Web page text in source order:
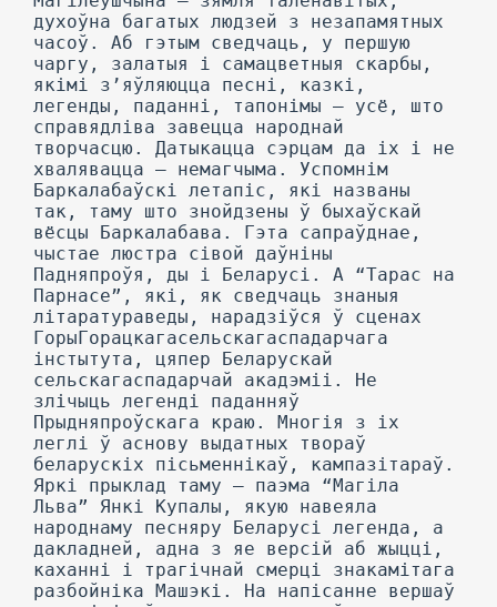
духоўна багатых людзей з незапамятных
часоў. Аб гэтым сведчаць, у першую
чаргу, залатыя і самацветныя скарбы,
якімі з’яўляюцца песні, казкі,
легенды, паданні, тапонімы — усё, што
справядліва завецца народнай
творчасцю. Датыкацца сэрцам да іх і не
хвалявацца — немагчыма. Успомнім
Баркалабаўскі летапіс, які названы
так, таму што знойдзены ў быхаўскай
вёсцы Баркалабава. Гэта сапраўднае,
чыстае люстра сівой даўніны
Падняпроўя, ды і Беларусі. А “Тарас на
Парнасе”, які, як сведчаць знаныя
літаратураведы, нарадзіўся ў сценах
ГорыГорацкагасельскагаспадарчага
інстытута, цяпер Беларускай
сельскагаспадарчай акадэміі. He
злічыць легенді паданняў
Прыдняпроўскага краю. Многія з іх
леглі ў аснову выдатных твораў
беларускіх пісьменнікаў, кампазітараў.
Яркі прыклад таму — паэма “Магіла
Льва” Янкі Купалы, якую навеяла
народнаму песняру Беларусі легенда, а
дакладней, адна з яе версій аб жыцці,
каханні і трагічнай смерці знакамітага
разбойніка Машэкі. На напісанне вершаў